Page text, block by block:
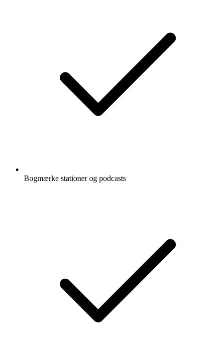
Bogmærke stationer og podcasts